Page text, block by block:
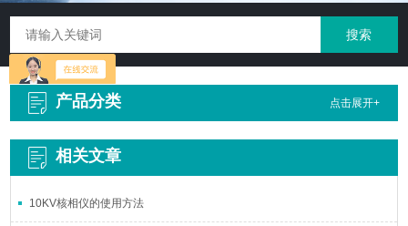
产品分类 点击展开+
相关文章
10KV核相仪的使用方法